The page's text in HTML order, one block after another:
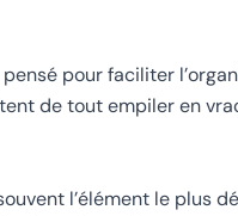
pour faciliter
de tout empiler en
l’élément le plus